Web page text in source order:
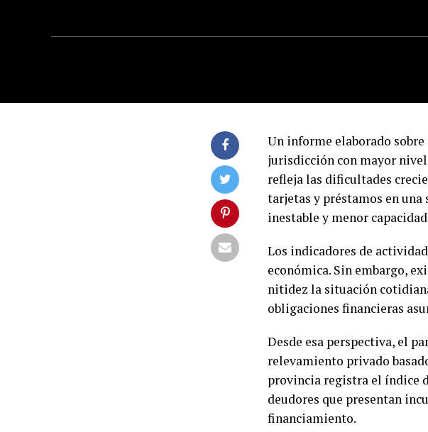
Un informe elaborado sobre
jurisdicción con mayor
refleja las dificultades
tarjetas y préstamos en
inestable y menor
Los indicadores de
económica. Sin embargo,
nitidez la situación
obligaciones financieras
Desde esa perspectiva, el
relevamiento privado
provincia registra el índice
deudores que presentan
financiamiento.